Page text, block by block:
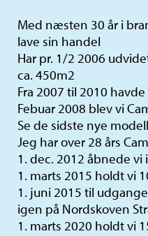
Med næsten 30 år i
lave sin handel
Har pr. 1/2 2006
ca. 450m2
Fra 2007 til 2010
Febuar 2008 blev vi
Se de sidste nye
Jeg har over 28 års
1. dec. 2012 åbnede
1. marts 2015 holdt vi
1. juni 2015 til
igen på Nordskoven
1. marts 2020 holdt vi